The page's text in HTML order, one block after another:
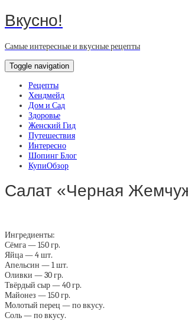
Вкусно!
Самые интересные и вкусные рецепты
Toggle navigation
Рецепты
Хендмейд
Дом и Сад
Здоровье
Женский Гид
Путешествия
Интересно
Шопинг Блог
КупиОбзор
Салат «Черная
Ингредиенты:
Сёмга — 150 гр.
Яйца — 4 шт.
Апельсин — 1 шт.
Оливки — 30 гр.
Твёрдый сыр — 40 гр.
Майонез — 150 гр.
Молотый перец — по вкусу.
Соль — по вкусу.